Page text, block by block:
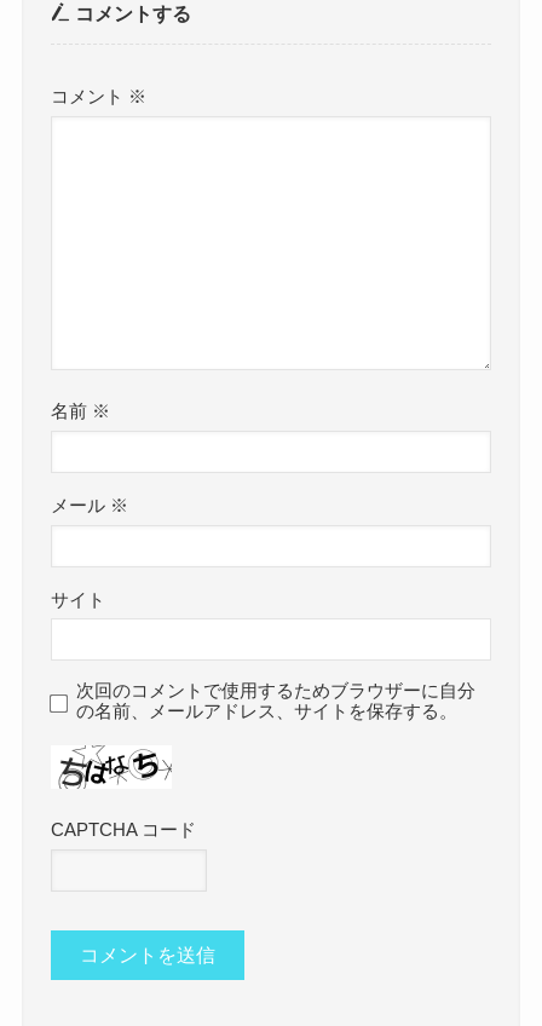
コメントする
コメント ※
名前 ※
メール ※
サイト
次回のコメントで使用するためブラウザーに自分
の名前、メールアドレス、サイトを保存する。
CAPTCHA コード